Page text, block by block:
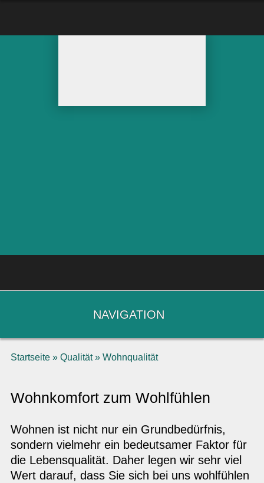
NAVIGATION
Startseite» Qualität» Wohnqualität
Wohnkomfort zum Wohlfühlen
Wohnen ist nicht nur ein Grundbedürfnis,
sondern vielmehr ein bedeutsamer Faktor für
die Lebensqualität. Daher legen wir sehr viel
Wert darauf, dass Sie sich bei uns wohlfühlen